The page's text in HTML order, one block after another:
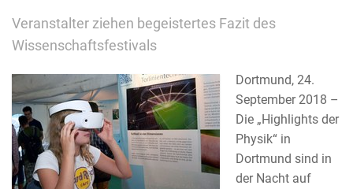
Veranstalter ziehen begeistertes Fazit des
Wissenschaftsfestivals
Dortmund, 24.
September 2018 –
Die „Highlights der
Physik“ in
Dortmund sind in
der Nacht auf